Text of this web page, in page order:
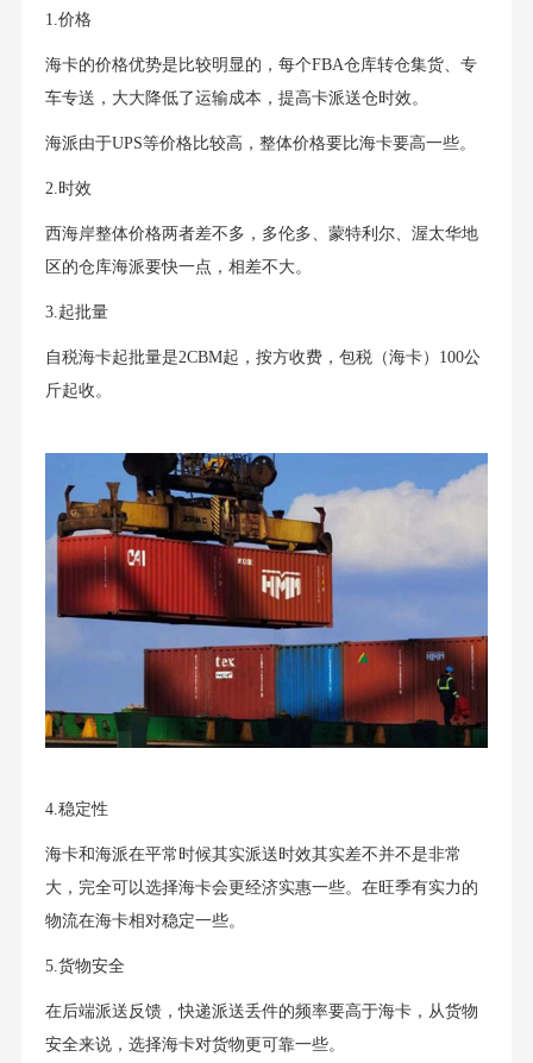
1.价格
海卡的价格优势是比较明显的，每个FBA仓库转仓集货、专
车专送，大大降低了运输成本，提高卡派送仓时效。
海派由于UPS等价格比较高，整体价格要比海卡要高一些。
2.时效
西海岸整体价格两者差不多，多伦多、蒙特利尔、渥太华地
区的仓库海派要快一点，相差不大。
3.起批量
自税海卡起批量是2CBM起，按方收费，包税（海卡）100公
斤起收。
4.稳定性
海卡和海派在平常时候其实派送时效其实差不并不是非常
大，完全可以选择海卡会更经济实惠一些。在旺季有实力的
物流在海卡相对稳定一些。
5.货物安全
在后端派送反馈，快递派送丢件的频率要高于海卡，从货物
安全来说，选择海卡对货物更可靠一些。